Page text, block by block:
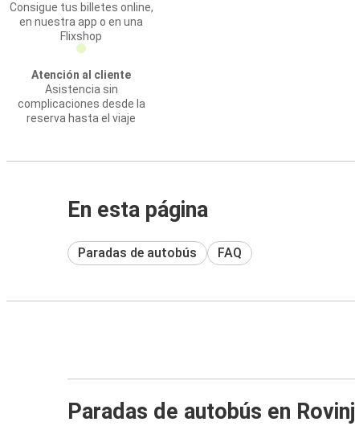
Consigue tus billetes online,
en nuestra app o en una
Flixshop
Atención al cliente
Asistencia sin
complicaciones desde la
reserva hasta el viaje
En esta página
Paradas de autobús FAQ
Paradas de autobús en Rovinj